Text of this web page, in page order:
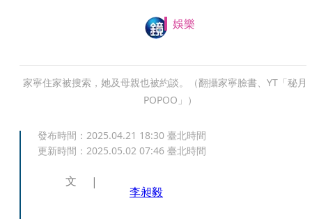
娛樂
家寧住家被搜索，她及母親也被約談。（翻攝家寧臉書、YT「秘月
POPOO」）
發布時間： 2025.04.21 18:30 臺北時間
更新時間： 2025.05.02 07:46 臺北時間
文
李昶毅